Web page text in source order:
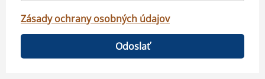
Zásady ochrany osobných údajov
Odoslať